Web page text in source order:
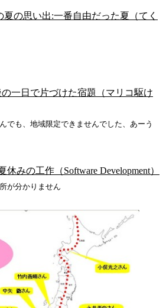
夏の思い出:一番自由だった夏（てく
一日で片づけた宿題（マリコ駆け
でも、地域限定できませんでした、あーう
休みの工作（Software Development）
が分かりません